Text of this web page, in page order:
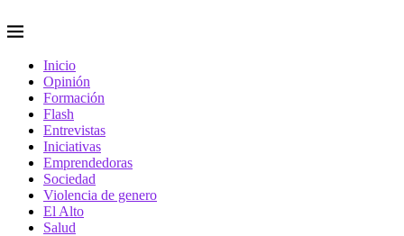
Inicio
Opinión
Formación
Flash
Entrevistas
Iniciativas
Emprendedoras
Sociedad
Violencia de genero
El Alto
Salud